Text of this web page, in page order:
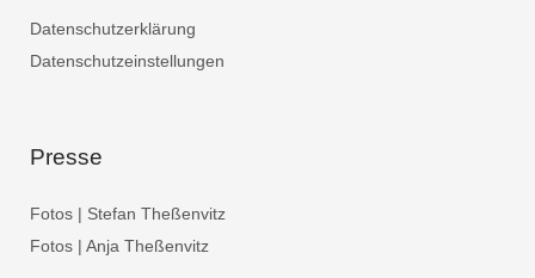
Datenschutzerklärung
Datenschutzeinstellungen
Presse
Fotos | Stefan Theßenvitz
Fotos | Anja Theßenvitz